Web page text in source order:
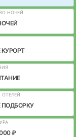
НОЧЕЙ
ПОДБОРКУ
₽